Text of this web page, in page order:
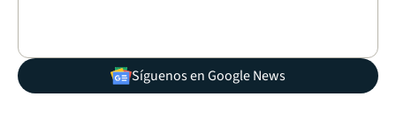
Síguenos en Google News